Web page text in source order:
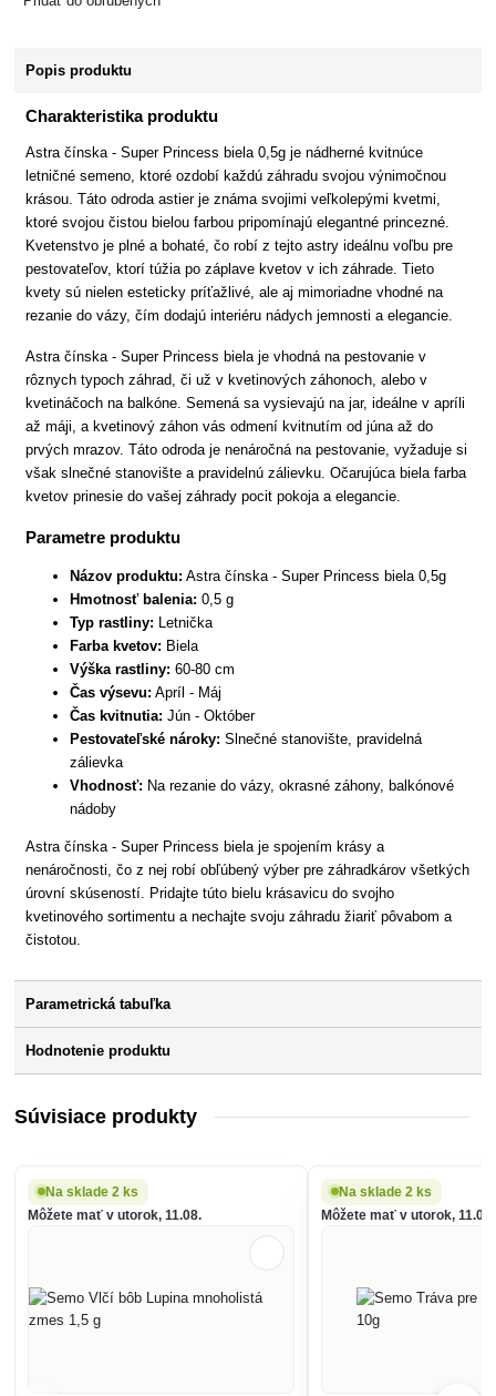
Popis produktu
Charakteristika produktu
Astra čínska - Super Princess biela 0,5g je nádherné kvitnúce
letničné semeno, ktoré ozdobí každú záhradu svojou výnimočnou
krásou. Táto odroda astier je známa svojimi veľkolepými kvetmi,
ktoré svojou čistou bielou farbou pripomínajú elegantné princezné.
Kvetenstvo je plné a bohaté, čo robí z tejto astry ideálnu voľbu pre
pestovateľov, ktorí túžia po záplave kvetov v ich záhrade. Tieto
kvety sú nielen esteticky príťažlivé, ale aj mimoriadne vhodné na
rezanie do vázy, čím dodajú interiéru nádych jemnosti a elegancie.
Astra čínska - Super Princess biela je vhodná na pestovanie v
rôznych typoch záhrad, či už v kvetinových záhonoch, alebo v
kvetináčoch na balkóne. Semená sa vysievajú na jar, ideálne v apríli
až máji, a kvetinový záhon vás odmení kvitnutím od júna až do
prvých mrazov. Táto odroda je nenáročná na pestovanie, vyžaduje si
však slnečné stanovište a pravidelnú zálievku. Očarujúca biela farba
kvetov prinesie do vašej záhrady pocit pokoja a elegancie.
Parametre produktu
Názov produktu: Astra čínska - Super Princess biela 0,5g
Hmotnosť balenia: 0,5 g
Typ rastliny: Letnička
Farba kvetov: Biela
Výška rastliny: 60-80 cm
Čas výsevu: Apríl - Máj
Čas kvitnutia: Jún - Október
Pestovateľské nároky: Slnečné stanovište, pravidelná
zálievka
Vhodnosť: Na rezanie do vázy, okrasné záhony, balkónové
nádoby
Astra čínska - Super Princess biela je spojením krásy a
nenáročnosti, čo z nej robí obľúbený výber pre záhradkárov všetkých
úrovní skúseností. Pridajte túto bielu krásavicu do svojho
kvetinového sortimentu a nechajte svoju záhradu žiariť pôvabom a
čistotou.
Parametrická tabuľka
Hodnotenie produktu
Súvisiace produkty
Na sklade 2 ks
Môžete mať v utorok, 11.08.
Na sklade 2 ks
Môžete mať v utorok, 11.08.